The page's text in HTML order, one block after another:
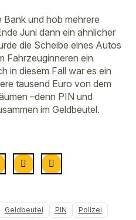
Bank und hob mehrere
Juni dann ein ähnlicher
die Scheibe eines Autos
Fahrzeuginneren ein
in diesem Fall war es ein
tausend Euro von dem
–denn PIN und
im Geldbeutel.
Geldbeutel PIN
Polizei